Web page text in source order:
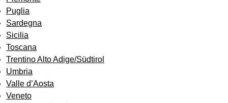
Puglia
Sardegna
Sicilia
Toscana
Trentino Alto Adige/Südtirol
Umbria
Valle d’Aosta
Veneto